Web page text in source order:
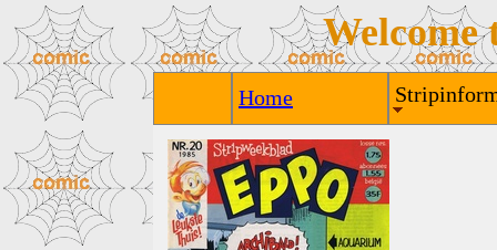
Welcome
Home